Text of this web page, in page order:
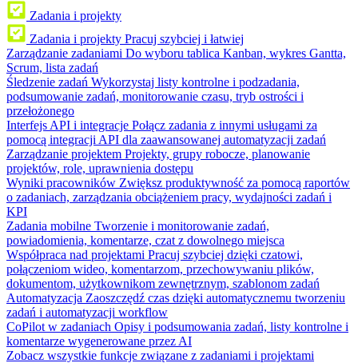
Zadania i projekty
Zadania i projekty Pracuj szybciej i łatwiej
Zarządzanie zadaniami Do wyboru tablica Kanban, wykres Gantta,
Scrum, lista zadań
Śledzenie zadań Wykorzystaj listy kontrolne i podzadania,
podsumowanie zadań, monitorowanie czasu, tryb ostrości i
przełożonego
Interfejs API i integracje Połącz zadania z innymi usługami za
pomocą integracji API dla zaawansowanej automatyzacji zadań
Zarządzanie projektem Projekty, grupy robocze, planowanie
projektów, role, uprawnienia dostępu
Wyniki pracowników Zwiększ produktywność za pomocą raportów
o zadaniach, zarządzania obciążeniem pracy, wydajności zadań i
KPI
Zadania mobilne Tworzenie i monitorowanie zadań,
powiadomienia, komentarze, czat z dowolnego miejsca
Współpraca nad projektami Pracuj szybciej dzięki czatowi,
połączeniom wideo, komentarzom, przechowywaniu plików,
dokumentom, użytkownikom zewnętrznym, szablonom zadań
Automatyzacja Zaoszczędź czas dzięki automatycznemu tworzeniu
zadań i automatyzacji workflow
CoPilot w zadaniach Opisy i podsumowania zadań, listy kontrolne i
komentarze wygenerowane przez AI
Zobacz wszystkie funkcje związane z zadaniami i projektami